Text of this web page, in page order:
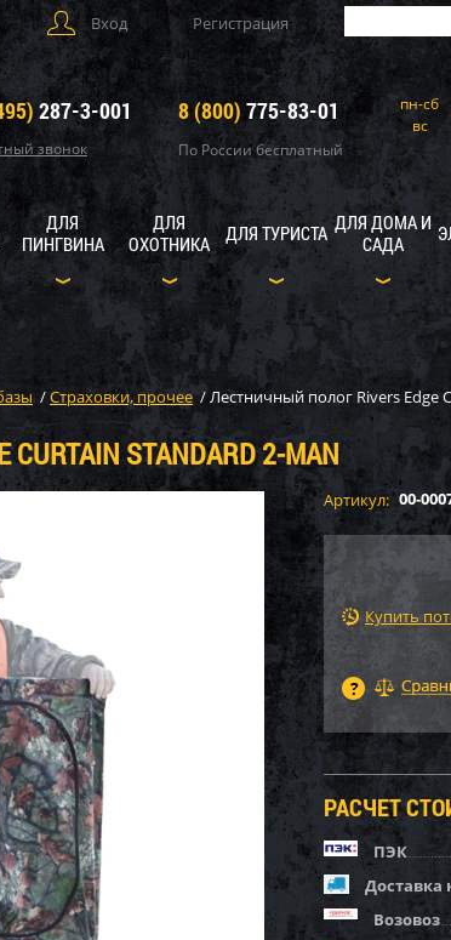
Вход Регистрация
287-3-001
звонок
8 (800) 775-83-01
По России бесплатный
пн-сб
вс
ДЛЯ
ПИНГВИНА
ДЛЯ
ОХОТНИКА
ДЛЯ ТУРИСТА ДЛЯ ДОМА И
САДА
/Страховки, прочее /Лестничный полог Rivers Edge
STANDARD 2-MAN
Артикул: 00-
Купить
РАСЧЕТ
ПЭК
Доставка
Возовоз